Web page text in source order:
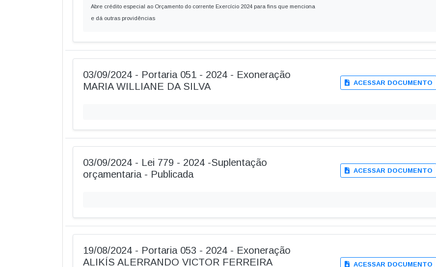
Abre crédito especial ao Orçamento do corrente Exercício 2024 para fins que menciona
e dá outras providências
03/09/2024 - Portaria 051 - 2024 - Exoneração
MARIA WILLIANE DA SILVA
ACESSAR DOCUMENTO
03/09/2024 - Lei 779 - 2024 -Suplentação
orçamentaria - Publicada
ACESSAR DOCUMENTO
19/08/2024 - Portaria 053 - 2024 - Exoneração
ALIKÍS ALERRANDO VICTOR FERREIRA
ACESSAR DOCUMENTO